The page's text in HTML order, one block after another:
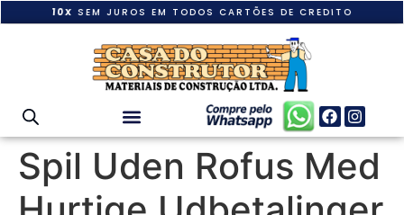
10X SEM JUROS EM TODOS CARTÕES DE CREDITO
Spil Uden Rofus Med